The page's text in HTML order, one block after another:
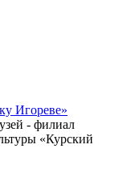
Игореве»
- филиал
«Курский